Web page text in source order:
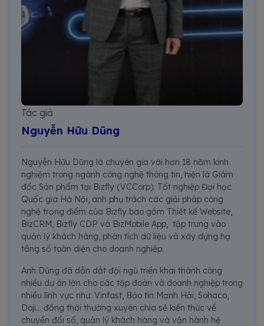
Tác giả
Nguyễn Hữu Dũng
Nguyễn Hữu Dũng là chuyên gia với hơn 18 năm kinh
nghiệm trong ngành công nghệ thông tin, hiện là Giám
đốc Sản phẩm tại Bizfly (VCCorp). Tốt nghiệp Đại học
Quốc gia Hà Nội, anh phụ trách các giải pháp công
nghệ trọng điểm của Bizfly bao gồm Thiết kế Website,
BizCRM, Bizfly CDP và BizMobile App, tập trung vào
quản lý khách hàng, phân tích dữ liệu và xây dựng hạ
tầng số toàn diện cho doanh nghiệp.
Anh Dũng đã dẫn dắt đội ngũ triển khai thành công
nhiều dự án lớn cho các tập đoàn và doanh nghiệp trong
nhiều lĩnh vực như: Vinfast, Bảo tín Mạnh Hải, Sohaco,
Doji... đồng thời thường xuyên chia sẻ kiến thức về
chuyển đổi số, quản lý khách hàng và vận hành hệ